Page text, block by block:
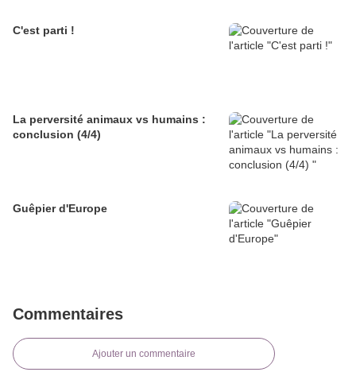
C'est parti !
La perversité animaux vs humains :
conclusion (4/4)
Guêpier d'Europe
Commentaires
Ajouter un commentaire